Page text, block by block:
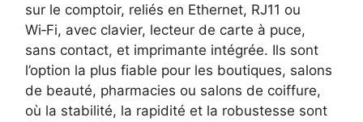
sur le comptoir, reliés en Ethernet, RJ11 ou
Wi‑Fi, avec clavier, lecteur de carte à puce,
sans contact, et imprimante intégrée. Ils sont
l’option la plus fiable pour les boutiques, salons
de beauté, pharmacies ou salons de coiffure,
où la stabilité, la rapidité et la robustesse sont